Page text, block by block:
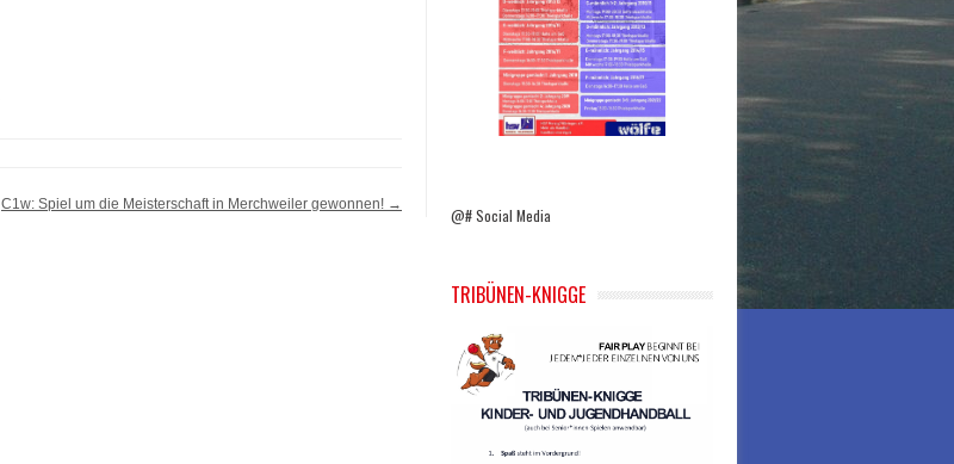
C1w: Spiel um die Meisterschaft in Merchweiler gewonnen! →
@# Social Media
TRIBÜNEN-KNIGGE